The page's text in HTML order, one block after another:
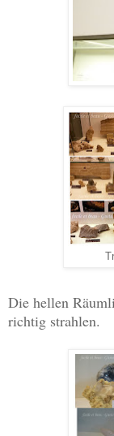
Die hellen
richtig strahlen.